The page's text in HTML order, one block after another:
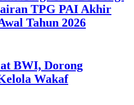
TPG PAI Akhir
Tahun 2026
BWI, Dorong
Wakaf